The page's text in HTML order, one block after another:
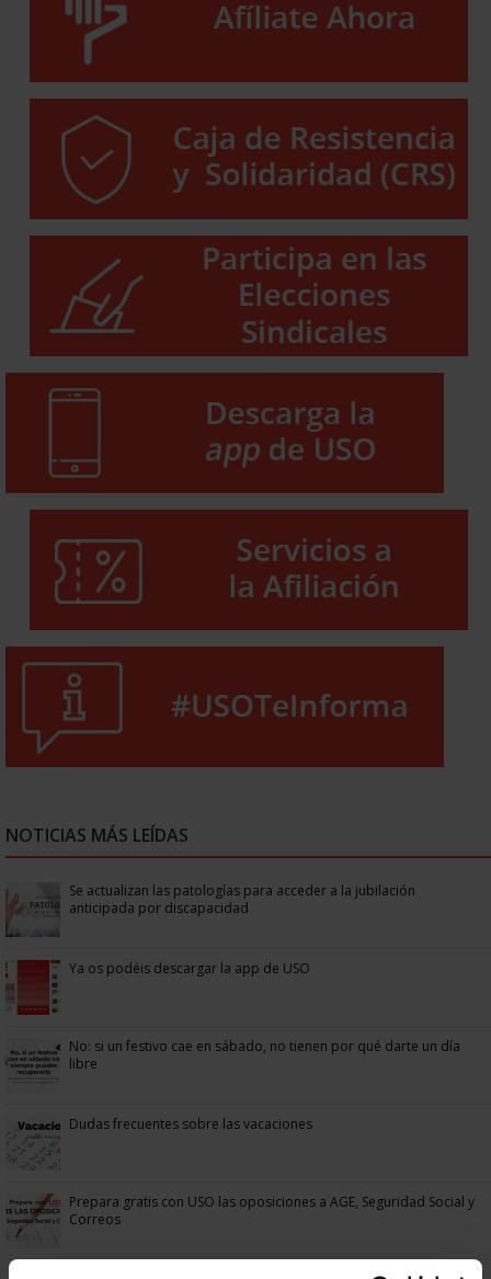
NOTICIAS MÁS LEÍDAS
Se actualizan las patologías para acceder a la jubilación
anticipada por discapacidad
Ya os podéis descargar la app de USO
No: si un festivo cae en sábado, no tienen por qué darte un día
libre
Dudas frecuentes sobre las vacaciones
Prepara gratis con USO las oposiciones a AGE, Seguridad Social y
Correos